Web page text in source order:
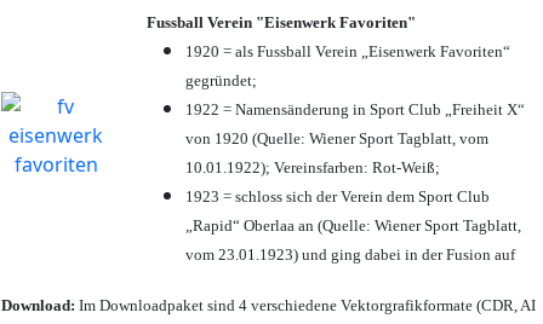
Fussball Verein "Eisenwerk Favoriten"
1920 = als Fussball Verein „Eisenwerk Favoriten“
gegründet;
1922 = Namensänderung in Sport Club „Freiheit X“
von 1920 (Quelle: Wiener Sport Tagblatt, vom
10.01.1922); Vereinsfarben: Rot-Weiß;
1923 = schloss sich der Verein dem Sport Club
„Rapid“ Oberlaa an (Quelle: Wiener Sport Tagblatt,
vom 23.01.1923) und ging dabei in der Fusion auf
Download: Im Downloadpaket sind 4 verschiedene Vektorgrafikformate (CDR, AI